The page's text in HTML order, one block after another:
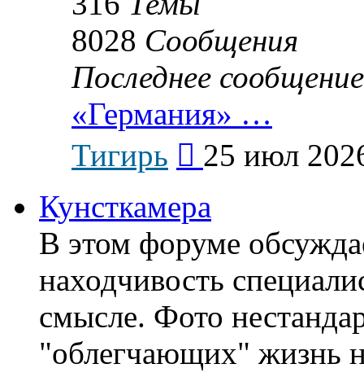
8028 Сообщения
Последнее сообщение
«Германия» …
Тигирь
последнему
25 июл
Кунсткамера
В этом форуме
находчивость
смысле. Фото
"облегчающих" жизнь